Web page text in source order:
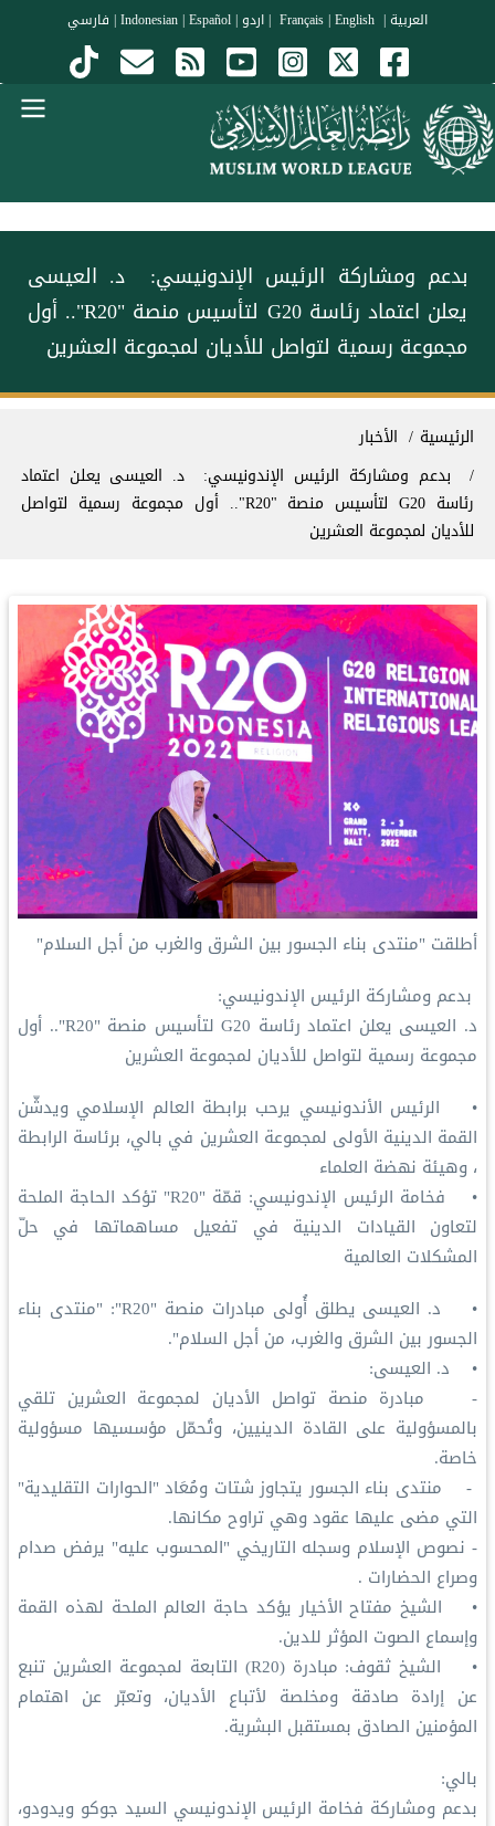
تجاوز إلى المحتوى الرئيسي
العربية|
|English
| اردو|
Indonesian |Español
| فارسي
بدعم ومشاركة الرئيس الإندونيسي: د. العيسى
يعلن اعتماد رئاسة G20 لتأسيس منصة "R20".. أول
مجموعة رسمية لتواصل للأديان لمجموعة العشرين
مسار التنقل
الرئيسية
الأخبار
بدعم ومشاركة الرئيس الإندونيسي: د. العيسى يعلن اعتماد
رئاسة G20 لتأسيس منصة "R20".. أول مجموعة رسمية لتواصل
للأديان لمجموعة العشرين
أطلقت "منتدى بناء الجسور بين الشرق والغرب من أجل السلام"
بدعم ومشاركة الرئيس الإندونيسي:
د. العيسى يعلن اعتماد رئاسة G20 لتأسيس منصة "R20".. أول
مجموعة رسمية لتواصل للأديان لمجموعة العشرين
• الرئيس الأندونيسي يرحب برابطة العالم الإسلامي ويدشّن
القمة الدينية الأولى لمجموعة العشرين في بالي، برئاسة الرابطة
، وهيئة نهضة العلماء
• فخامة الرئيس الإندونيسي: قمّة "R20" تؤكد الحاجة الملحة
لتعاون القيادات الدينية في تفعيل مساهماتها في حلّ
المشكلات العالمية
• د. العيسى يطلق أُولى مبادرات منصة "R20": "منتدى بناء
الجسور بين الشرق والغرب، من أجل السلام".
• د. العيسى:
- مبادرة منصة تواصل الأديان لمجموعة العشرين تلقي
بالمسؤولية على القادة الدينيين، وتُحمّل مؤسسيها مسؤولية
خاصة.
- منتدى بناء الجسور يتجاوز شتات ومُعَاد "الحوارات التقليدية"
التي مضى عليها عقود وهي تراوح مكانها.
- نصوص الإسلام وسجله التاريخي "المحسوب عليه" يرفض صدام
وصراع الحضارات .
• الشيخ مفتاح الأخيار يؤكد حاجة العالم الملحة لهذه القمة
وإسماع الصوت المؤثر للدين.
• الشيخ ثقوف: مبادرة (R20) التابعة لمجموعة العشرين تنبع
عن إرادة صادقة ومخلصة لأتباع الأديان، وتعبّر عن اهتمام
المؤمنين الصادق بمستقبل البشرية.
بالي:
بدعم ومشاركة فخامة الرئيس الإندونيسي السيد جوكو ويدودو،